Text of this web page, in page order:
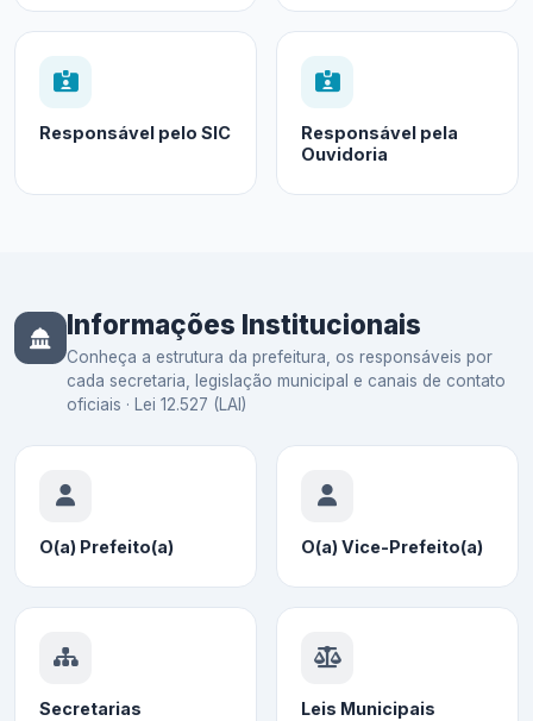
Responsável pelo SIC
Responsável pela
Ouvidoria
Informações Institucionais
Conheça a estrutura da prefeitura, os responsáveis por
cada secretaria, legislação municipal e canais de contato
oficiais · Lei 12.527 (LAI)
O(a) Prefeito(a) O(a) Vice-Prefeito(a)
Secretarias Leis Municipais